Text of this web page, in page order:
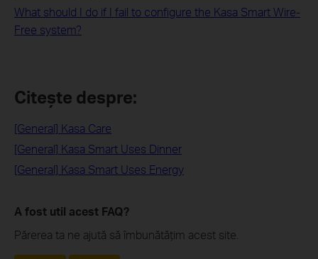
What should I do if I fail to configure the Kasa Smart Wire-
Free system?
Citește despre:
[General] Kasa Care
[General] Kasa Smart Uses Dinner
[General] Kasa Smart Uses Energy
A fost util acest FAQ?
Părerea ta ne ajută să îmbunătățim acest site.